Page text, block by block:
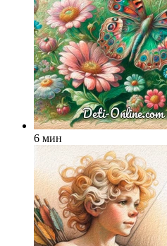
6 мин